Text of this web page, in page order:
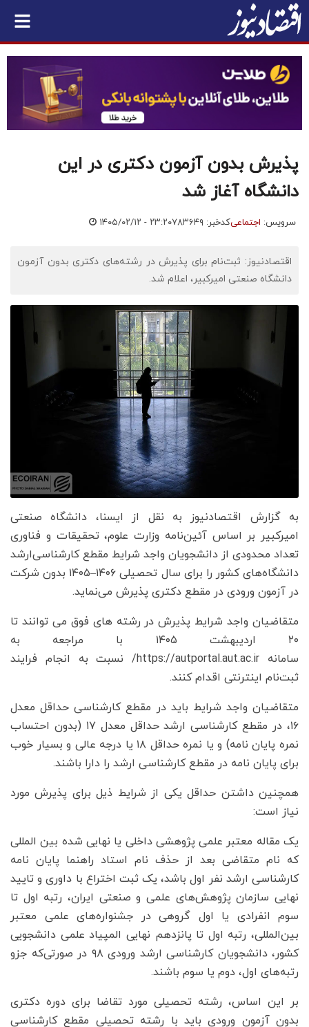
پذیرش بدون آزمون دکتری در این
دانشگاه آغاز شد
سرویس: اجتماعیکدخبر: ۷۸۳۶۴۹ ۱۴۰۵/۰۲/۱۲ - ۲۳:۲۰
اقتصادنیوز: ثبت‌نام برای پذیرش در رشته‌های دکتری بدون آزمون
دانشگاه صنعتی امیرکبیر، اعلام شد.
به گزارش اقتصادنیوز به نقل از ایسنا، دانشگاه صنعتی
امیرکبیر بر اساس آئین‌نامه وزارت علوم، تحقیقات و فناوری
تعداد محدودی از دانشجویان واجد شرایط مقطع کارشناسی‌ارشد
دانشگاه‌های کشور را برای سال تحصیلی ۱۴۰۶–۱۴۰۵ بدون شرکت
در آزمون ورودی در مقطع دکتری پذیرش می‌نماید.
متقاضیان واجد شرایط پذیرش در رشته های فوق می توانند تا
۲۰ اردیبهشت ۱۴۰۵ با مراجعه به
سامانه https://autportal.aut.ac.ir/ نسبت به انجام فرایند
ثبت‌نام اینترنتی اقدام کنند.
متقاضیان واجد شرایط باید در مقطع کارشناسی حداقل معدل
۱۶، در مقطع کارشناسی ارشد حداقل معدل ۱۷ (بدون احتساب
نمره پایان نامه) و یا نمره حداقل ۱۸ یا درجه عالی و بسیار خوب
برای پایان نامه در مقطع کارشناسی ارشد را دارا باشند.
همچنین داشتن حداقل یکی از شرایط ذیل برای پذیرش مورد
نیاز است:
یک مقاله معتبر علمی پژوهشی داخلی یا نهایی شده بین المللی
که نام متقاضی بعد از حذف نام استاد راهنما پایان نامه
کارشناسی ارشد نفر اول باشد، یک ثبت اختراع با داوری و تایید
نهایی سازمان پژوهش‌های علمی و صنعتی ایران، رتبه اول تا
سوم انفرادی یا اول گروهی در جشنواره‌های علمی معتبر
بین‌المللی، رتبه اول تا پانزدهم نهایی المپیاد علمی دانشجویی
کشور، دانشجویان کارشناسی ارشد ورودی ۹۸ در صورتی‌که جزو
رتبه‌های اول، دوم یا سوم باشند.
بر این اساس، رشته تحصیلی مورد تقاضا برای دوره دکتری
بدون آزمون ورودی باید با رشته تحصیلی مقطع کارشناسی